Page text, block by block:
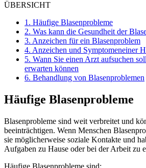
ÜBERSICHT
1. Häufige Blasenprobleme
2. Was kann die Gesundheit der
3. Anzeichen für ein Blasenproblem
4. Anzeichen und Symptomeneiner
5. Wann Sie einen Arzt aufsuchen
erwarten können
6. Behandlung von Blasenproblemen
Häufige Blasenprobleme
Blasenprobleme sind weit verbreitet und
beeinträchtigen. Wenn Menschen
sie möglicherweise soziale Kontakte und
Aufgaben zu Hause oder bei der Arbeit zu
Häufige Blasenprobleme sind: